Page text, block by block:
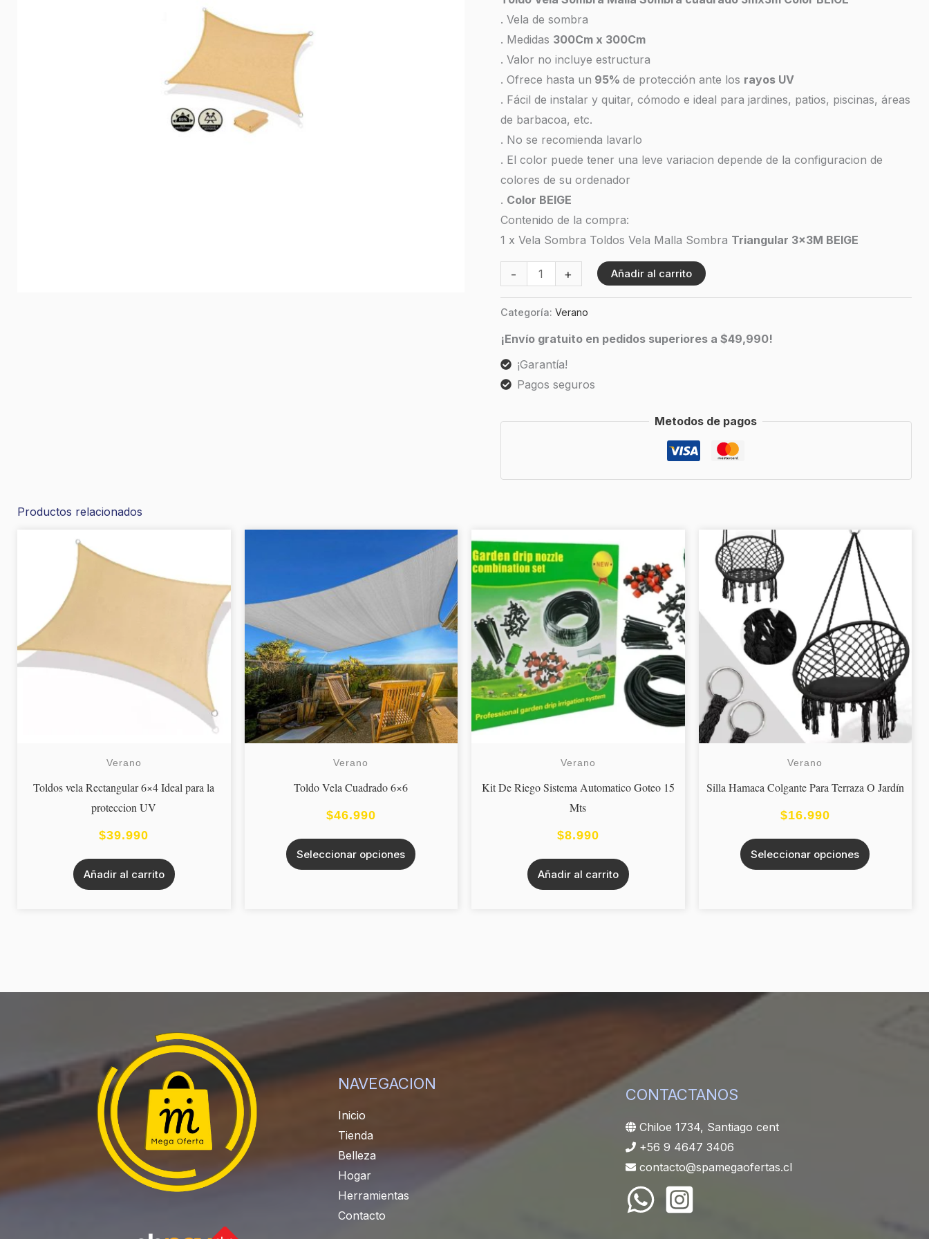
. Vela de sombra
. Medidas 300Cm x 300Cm
. Valor no incluye estructura
. Ofrece hasta un 95% de protección ante los rayos UV
. Fácil de instalar y quitar, cómodo e ideal para jardines, patios, piscinas, áreas
de barbacoa, etc.
. No se recomienda lavarlo
. El color puede tener una leve variacion depende de la configuracion de
colores de su ordenador
. Color BEIGE
Contenido de la compra:
1 x Vela Sombra Toldos Vela Malla Sombra Triangular 3x3M BEIGE
-
UV
cantidad
+ Añadir al carrito
Categoría: Verano
¡Envío gratuito en pedidos superiores a $49,990!
¡Garantía!
Pagos seguros
Metodos de pagos
Productos relacionados
Verano
Toldos vela Rectangular 6×4 Ideal para la
proteccion UV
$39.990
Añadir al carrito
Verano
Toldo Vela Cuadrado 6×6
$46.990
Seleccionar opciones
producto
múltiples
variantes.
Las
opciones
se
pueden
elegir
en
Verano
Kit De Riego Sistema Automatico Goteo 15
Mts
$8.990
Añadir al carrito
Verano
Silla Hamaca Colgante Para Terraza O Jardín
$16.990
Seleccionar opciones
producto
tiene
múltiples
variantes.
Las
opciones
se
pueden
elegir
en
NAVEGACION
Inicio
Tienda
Belleza
Hogar
Herramientas
Contacto
CONTACTANOS
Chiloe 1734, Santiago cent
+56 9 4647 3406
contacto@spamegaofertas.cl